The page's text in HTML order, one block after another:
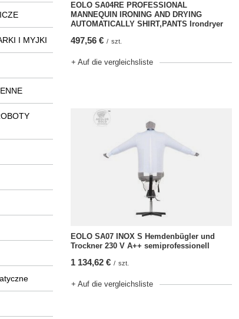
I MYJKI
EOLO SA04RE PROFESSIONAL
MANNEQUIN IRONING AND DRYING
AUTOMATICALLY SHIRT,PANTS Irondryer
497,56 € / szt.
+ Auf die vergleichsliste
EOLO SA07 INOX S Hemdenbügler und
Trockner 230 V A++ semiprofessionell
1 134,62 € / szt.
+ Auf die vergleichsliste